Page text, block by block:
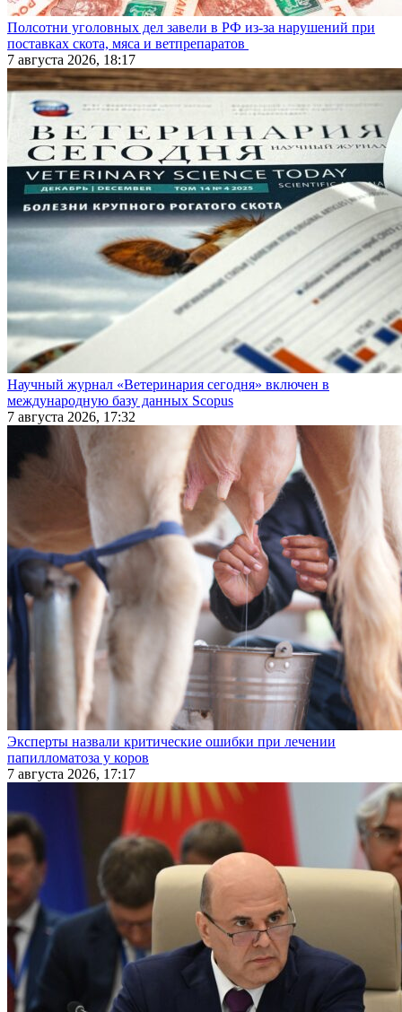
Полсотни уголовных дел завели в РФ из-за нарушений при
поставках скота, мяса и ветпрепаратов
7 августа 2026, 18:17
Научный журнал «Ветеринария сегодня» включен в
международную базу данных Scopus
7 августа 2026, 17:32
Эксперты назвали критические ошибки при лечении
папилломатоза у коров
7 августа 2026, 17:17